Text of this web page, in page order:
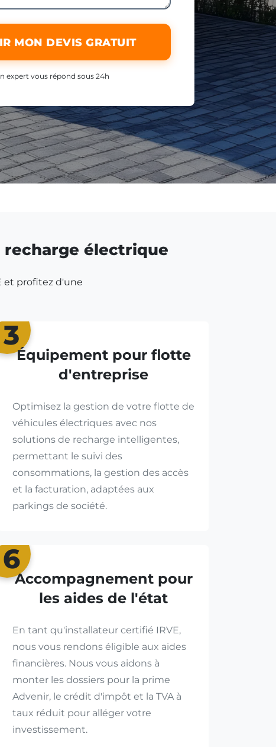
MON DEVIS GRATUIT
expert vous répond sous 24h
électrique
et profitez d'une
3
Équipement pour flotte
d'entreprise
Optimisez la gestion de votre flotte de
véhicules électriques avec nos
solutions de recharge intelligentes,
permettant le suivi des
consommations, la gestion des accès
et la facturation, adaptées aux
parkings de société.
6
Accompagnement pour
les aides de l'état
En tant qu'installateur certifié IRVE,
nous vous rendons éligible aux aides
financières. Nous vous aidons à
monter les dossiers pour la prime
Advenir, le crédit d'impôt et la TVA à
taux réduit pour alléger votre
investissement.